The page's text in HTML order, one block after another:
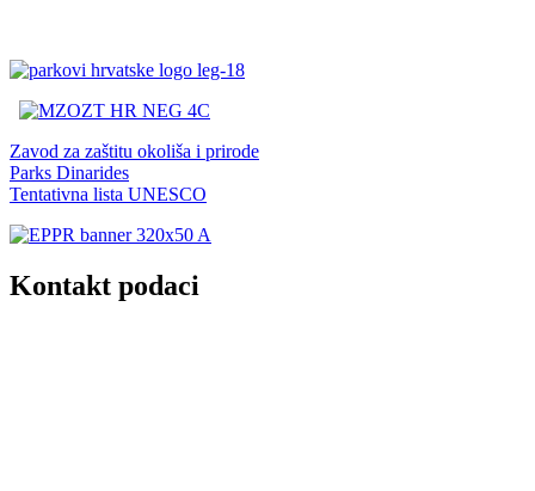
Zavod za zaštitu okoliša i prirode
Parks Dinarides
Tentativna lista UNESCO
Kontakt podaci